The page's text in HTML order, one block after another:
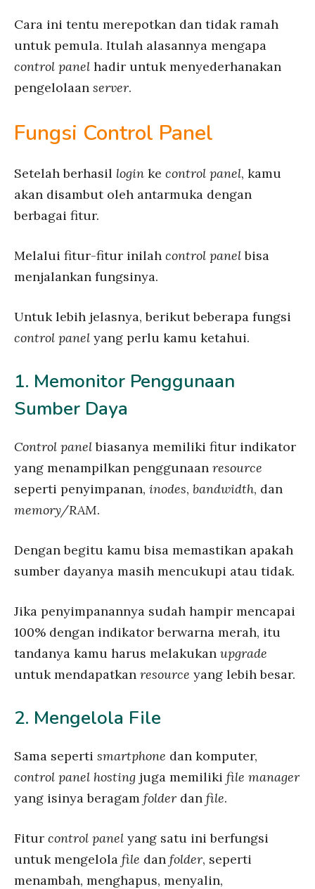
Cara ini tentu merepotkan dan tidak ramah
untuk pemula. Itulah alasannya mengapa
control panel hadir untuk menyederhanakan
pengelolaan server.
Fungsi Control Panel
Setelah berhasil login ke control panel, kamu
akan disambut oleh antarmuka dengan
berbagai fitur.
Melalui fitur-fitur inilah control panelbisa
menjalankan fungsinya.
Untuk lebih jelasnya, berikut beberapa fungsi
control panel yang perlu kamu ketahui.
1. Memonitor Penggunaan
Sumber Daya
Control panelbiasanya memiliki fitur indikator
yang menampilkan penggunaan resource
seperti penyimpanan, inodes, bandwidth, dan
memory/RAM.
Dengan begitu kamu bisa memastikan apakah
sumber dayanya masih mencukupi atau tidak.
Jika penyimpanannya sudah hampir mencapai
100% dengan indikator berwarna merah, itu
tandanya kamu harus melakukan upgrade
untuk mendapatkan resource yang lebih besar.
2. Mengelola File
Sama seperti smartphone dan komputer,
control panel hosting juga memiliki file manager
yang isinya beragam folder dan file.
Fitur control panel yang satu ini berfungsi
untuk mengelola file dan folder, seperti
menambah, menghapus, menyalin,